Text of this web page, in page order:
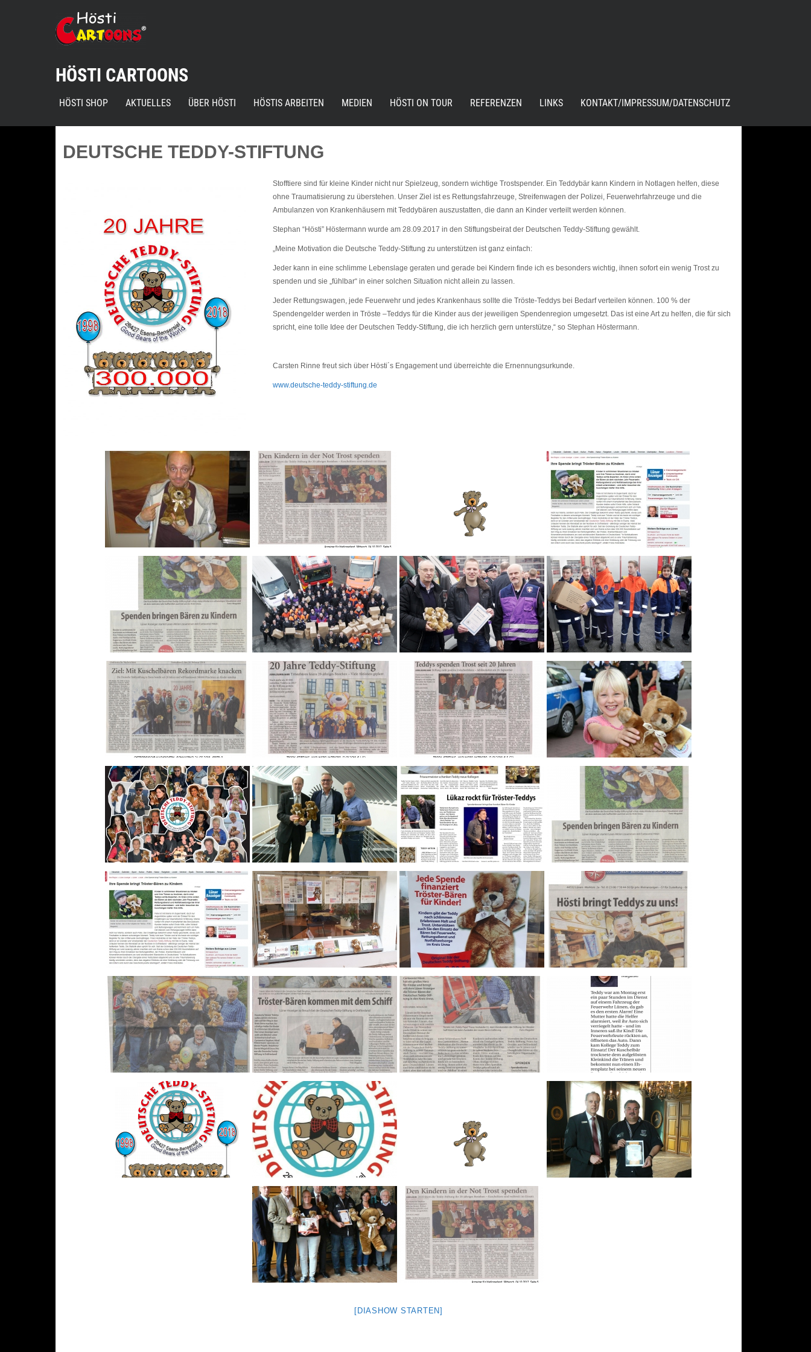
HÖSTI CARTOONS
HÖSTI SHOP AKTUELLES ÜBER HÖSTI HÖSTIS ARBEITEN MEDIEN HÖSTI ON TOUR REFERENZEN LINKS KONTAKT/IMPRESSUM/DATENSCHUTZ
DEUTSCHE TEDDY-STIFTUNG
Stofftiere sind für kleine Kinder nicht nur Spielzeug, sondern wichtige Trostspender. Ein Teddybär kann Kindern in Notlagen helfen, diese
ohne Traumatisierung zu überstehen. Unser Ziel ist es Rettungsfahrzeuge, Streifenwagen der Polizei, Feuerwehrfahrzeuge und die
Ambulanzen von Krankenhäusern mit Teddybären auszustatten, die dann an Kinder verteilt werden können.
Stephan “Hösti” Höstermann wurde am 28.09.2017 in den Stiftungsbeirat der Deutschen Teddy-Stiftung gewählt.
„Meine Motivation die Deutsche Teddy-Stiftung zu unterstützen ist ganz einfach:
Jeder kann in eine schlimme Lebenslage geraten und gerade bei Kindern finde ich es besonders wichtig, ihnen sofort ein wenig Trost zu
spenden und sie „fühlbar“ in einer solchen Situation nicht allein zu lassen.
Jeder Rettungswagen, jede Feuerwehr und jedes Krankenhaus sollte die Tröste-Teddys bei Bedarf verteilen können. 100 % der
Spendengelder werden in Tröste –Teddys für die Kinder aus der jeweiligen Spendenregion umgesetzt. Das ist eine Art zu helfen, die für sich
spricht, eine tolle Idee der Deutschen Teddy-Stiftung, die ich herzlich gern unterstütze,“ so Stephan Höstermann.
Carsten Rinne freut sich über Hösti´s Engagement und überreichte die Ernennungsurkunde.
www.deutsche-teddy-stiftung.de
[DIASHOW STARTEN]